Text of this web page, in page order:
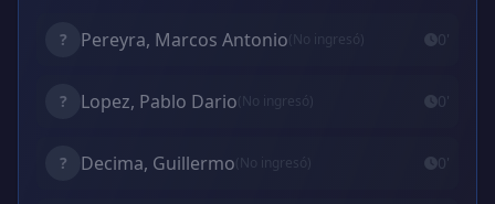
? Pereyra, Marcos Antonio(No ingresó) 0'
? Lopez, Pablo Dario(No ingresó) 0'
? Decima, Guillermo(No ingresó) 0'